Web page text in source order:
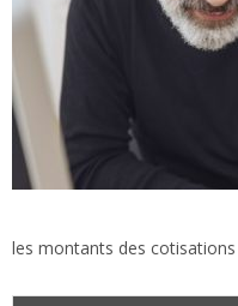
les montants des